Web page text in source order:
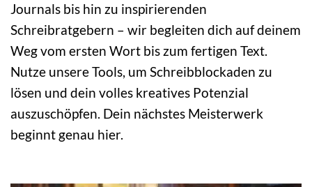
Journals bis hin zu inspirierenden
Schreibratgebern – wir begleiten dich auf deinem
Weg vom ersten Wort bis zum fertigen Text.
Nutze unsere Tools, um Schreibblockaden zu
lösen und dein volles kreatives Potenzial
auszuschöpfen. Dein nächstes Meisterwerk
beginnt genau hier.